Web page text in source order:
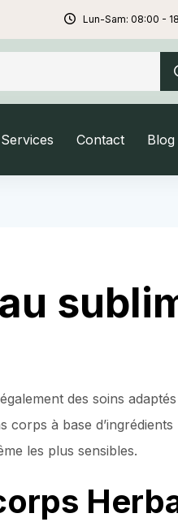
Lun-Sam: 08:00 -
Services Contact Blog
des soins
corps à base
les plus sensibles.